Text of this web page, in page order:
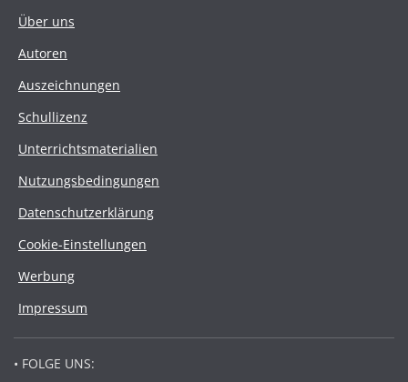
Über uns
Autoren
Auszeichnungen
Schullizenz
Unterrichtsmaterialien
Nutzungsbedingungen
Datenschutzerklärung
Cookie-Einstellungen
Werbung
Impressum
• FOLGE UNS: